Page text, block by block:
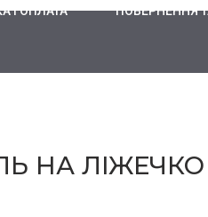
І ОПЛАТА ПОВЕРНЕННЯ
НА ЛІЖЕЧКО